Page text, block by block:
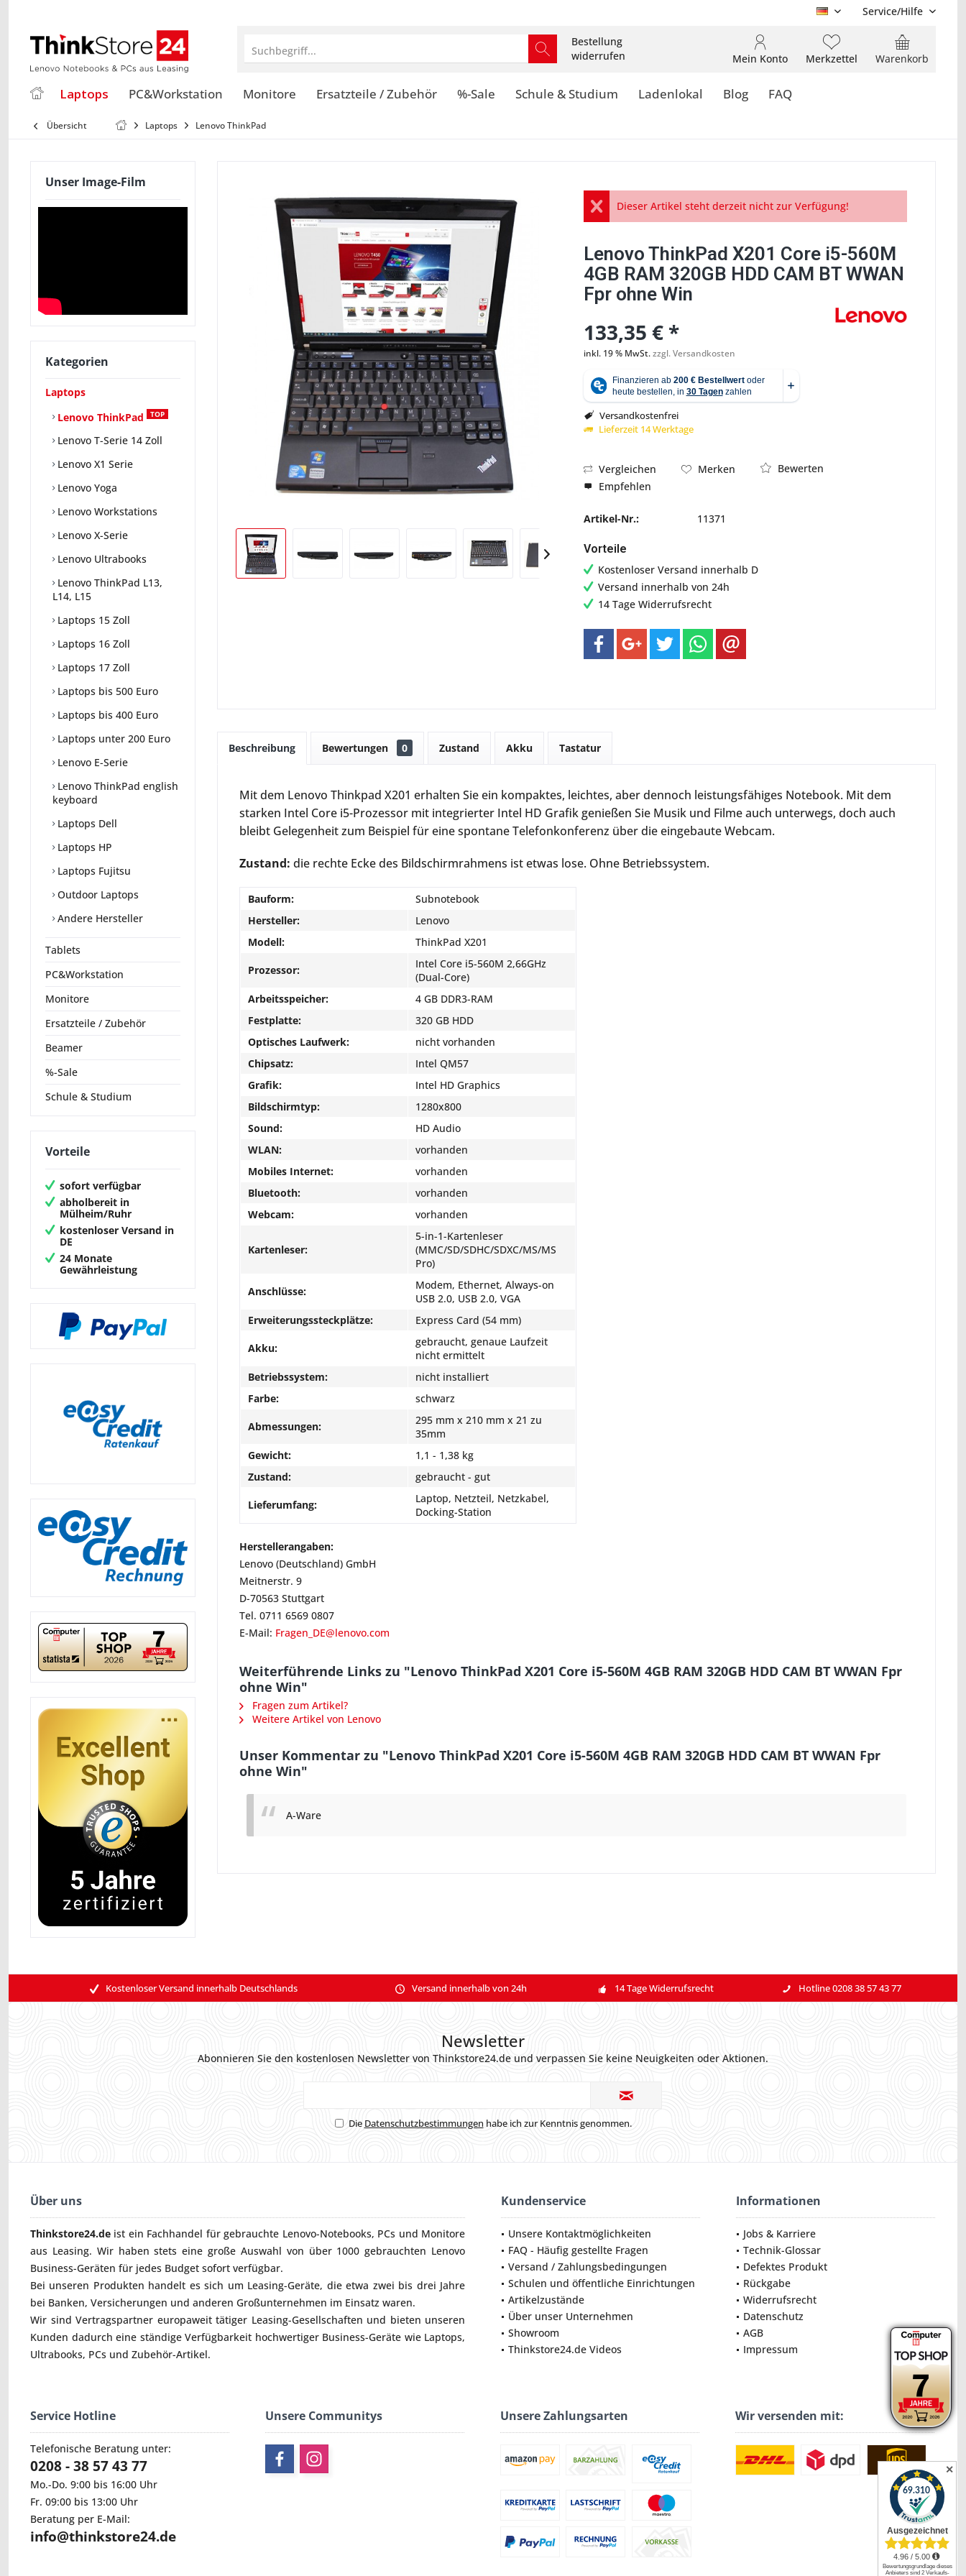
DE Service/Hilfe
Suchbegriff...
Bestellung
widerrufen
Warenkorb
Merkzettel
Mein Konto
Laptops PC&Workstation Monitore Ersatzteile / Zubehör %-Sale Schule & Studium Ladenlokal Blog FAQ
Übersicht Laptops Lenovo ThinkPad
Unser Image-Film
Kategorien
Laptops
Lenovo ThinkPad
TOP
Lenovo T-Serie 14 Zoll
Lenovo X1 Serie
Lenovo Yoga
Lenovo Workstations
Lenovo X-Serie
Lenovo Ultrabooks
Lenovo ThinkPad L13,
L14, L15
Laptops 15 Zoll
Laptops 16 Zoll
Laptops 17 Zoll
Laptops bis 500 Euro
Laptops bis 400 Euro
Laptops unter 200 Euro
Lenovo E-Serie
Lenovo ThinkPad english
keyboard
Laptops Dell
Laptops HP
Laptops Fujitsu
Outdoor Laptops
Andere Hersteller
Tablets
PC&Workstation
Monitore
Ersatzteile / Zubehör
Beamer
%-Sale
Schule & Studium
Vorteile
sofort verfügbar
abholbereit in
Mülheim/Ruhr
kostenloser Versand in
DE
24 Monate
Gewährleistung
Abbildung ähnlich
Dieser Artikel steht derzeit nicht zur Verfügung!
Lenovo ThinkPad X201 Core i5-560M
4GB RAM 320GB HDD CAM BT WWAN
Fpr ohne Win
133,35 € *
inkl. 19 % MwSt.zzgl. Versandkosten
Versandkostenfrei
Lieferzeit 14 Werktage
Vergleichen Merken
Bewerten
Empfehlen
Artikel-Nr.: 11371
Vorteile
Kostenloser Versand innerhalb D
Versand innerhalb von 24h
14 Tage Widerrufsrecht
Beschreibung Bewertungen 0 Zustand Akku Tastatur
Mit dem Lenovo Thinkpad X201 erhalten Sie ein kompaktes, leichtes, aber dennoch leistungsfähiges Notebook. Mit dem
starken Intel Core i5-Prozessor mit integrierter Intel HD Grafik genießen Sie Musik und Filme auch unterwegs, doch auch
bleibt Gelegenheit zum Beispiel für eine spontane Telefonkonferenz über die eingebaute Webcam.
Zustand: die rechte Ecke des Bildschirmrahmens ist etwas lose. Ohne Betriebssystem.
Bauform:
Subnotebook
Hersteller:
Lenovo
Modell:
ThinkPad X201
Prozessor:
Intel Core i5-560M 2,66GHz
(Dual-Core)
Arbeitsspeicher:
4 GB DDR3-RAM
Festplatte:
320 GB HDD
Optisches Laufwerk:
nicht vorhanden
Chipsatz:
Intel QM57
Grafik:
Intel HD Graphics
Bildschirmtyp:
1280x800
Sound:
HD Audio
WLAN:
vorhanden
Mobiles Internet:
vorhanden
Bluetooth:
vorhanden
Webcam:
vorhanden
Kartenleser:
5-in-1-Kartenleser
(MMC/SD/SDHC/SDXC/MS/MS
Pro)
Anschlüsse:
Modem, Ethernet, Always-on
USB 2.0, USB 2.0, VGA
Erweiterungssteckplätze:
Express Card (54 mm)
Akku:
gebraucht, genaue Laufzeit
nicht ermittelt
Betriebssystem:
nicht installiert
Farbe:
schwarz
Abmessungen:
295 mm x 210 mm x 21 zu
35mm
Gewicht:
1,1 - 1,38 kg
Zustand:
gebraucht - gut
Lieferumfang:
Laptop, Netzteil, Netzkabel,
Docking-Station
Herstellerangaben:
Lenovo (Deutschland) GmbH
Meitnerstr. 9
D-70563 Stuttgart
Tel. 0711 6569 0807
E-Mail: Fragen_DE@lenovo.com
Weiterführende Links zu "Lenovo ThinkPad X201 Core i5-560M 4GB RAM 320GB HDD CAM BT WWAN Fpr
ohne Win"
Fragen zum Artikel?
Weitere Artikel von Lenovo
Unser Kommentar zu "Lenovo ThinkPad X201 Core i5-560M 4GB RAM 320GB HDD CAM BT WWAN Fpr
ohne Win"
A-Ware
Kostenloser Versand innerhalb Deutschlands Versand innerhalb von 24h 14 Tage Widerrufsrecht Hotline 0208 38 57 43 77
Newsletter
Abonnieren Sie den kostenlosen Newsletter von Thinkstore24.de und verpassen Sie keine Neuigkeiten oder Aktionen.
Die Datenschutzbestimmungen habe ich zur Kenntnis genommen.
Über uns
Thinkstore24.de ist ein Fachhandel für gebrauchte Lenovo-Notebooks, PCs und Monitore
aus Leasing. Wir haben stets eine große Auswahl von über 1000 gebrauchten Lenovo
Business-Geräten für jedes Budget sofort verfügbar.
Bei unseren Produkten handelt es sich um Leasing-Geräte, die etwa zwei bis drei Jahre
bei Banken, Versicherungen und anderen Großunternehmen im Einsatz waren.
Wir sind Vertragspartner europaweit tätiger Leasing-Gesellschaften und bieten unseren
Kunden dadurch eine ständige Verfügbarkeit hochwertiger Business-Geräte wie Laptops,
Ultrabooks, PCs und Zubehör-Artikel.
Kundenservice
Unsere Kontaktmöglichkeiten
FAQ - Häufig gestellte Fragen
Versand / Zahlungsbedingungen
Schulen und öffentliche Einrichtungen
Artikelzustände
Über unser Unternehmen
Showroom
Thinkstore24.de Videos
Informationen
Jobs & Karriere
Technik-Glossar
Defektes Produkt
Rückgabe
Widerrufsrecht
Datenschutz
AGB
Impressum
Service Hotline
Telefonische Beratung unter:
0208 - 38 57 43 77
Mo.-Do. 9:00 bis 16:00 Uhr
Fr. 09:00 bis 13:00 Uhr
Beratung per E-Mail:
info@thinkstore24.de
Unsere Communitys Unsere Zahlungsarten Wir versenden mit:
✕